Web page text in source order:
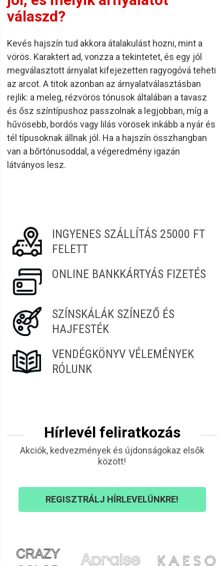
A 6.ZERO termékekkel igazán könnyű bánni és hatásuk
hamar láthatóvá válik. A termékek illata, valamint állaga is
tetszeni fognak ezek a kiváló minőségű, válogatott
alapanyagokból készülő, vegán termékek. A minőségi
6.ZERO termékekkel nagy öröm lesz együtt dolgozni és
hatásuk sem marad el. Ha számodra is fontos a minőség,
akkor válogass a minőségi 6.ZERO termékek közül és
válaszd ki azokat, melyek a leginkább megfelelnek
elképzeléseidnek!
válaszd?
Kevés hajszín tud akkora átalakulást hozni, mint a
vörös. Karaktert ad, vonzza a tekintetet, és egy jól
megválasztott árnyalat kifejezetten ragyogóvá teheti
az arcot. A titok azonban az árnyalatválasztásban
rejlik: a meleg, rézvörös tónusok általában a tavasz
és ősz színtípushoz passzolnak a legjobban, míg a
hűvösebb, bordós vagy lilás vörösek inkább a nyár és
tél típusoknak állnak jól. Ha a hajszín összhangban
van a bőrtónusoddal, a végeredmény igazán
látványos lesz.
INGYENES SZÁLLÍTÁS 25000 FT
FELETT
ONLINE BANKKÁRTYÁS FIZETÉS
SZÍNSKÁLÁK SZÍNEZŐ ÉS
HAJFESTÉK
VENDÉGKÖNYV VÉLEMÉNYEK
RÓLUNK
Hírlevél feliratkozás
Akciók, kedvezmények és újdonságokaz elsők
között!
REGISZTRÁLJ HÍRLEVELÜNKRE!